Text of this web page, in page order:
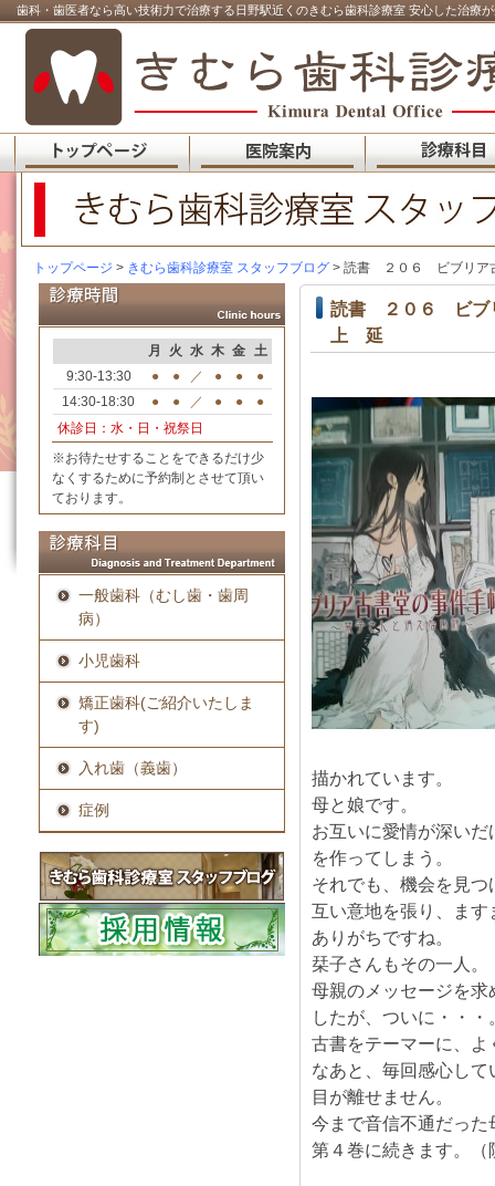
歯科・歯医者なら高い技術力で治療する日野駅近くのきむら歯科診療室 安心した治療
トップページ > きむら歯科診療室 スタッフブログ > 読書 ２０６ ビブリ
月 火 水 木 金 土
9:30-13:30
● ● ／ ● ●
●
14:30-18:30
● ● ／ ● ●
●
休診日：水・日・祝祭日
※お待たせすることをできるだけ少
なくするために予約制とさせて頂い
ております。
一般歯科（むし歯・歯周
病）
小児歯科
矯正歯科(ご紹介いたしま
す)
入れ歯（義歯）
症例
読書 ２０６ ビブ
上 延
描かれています。
母と娘です。
お互いに愛情が深い
を作ってしまう。
それでも、機会を見
互い意地を張り、ま
ありがちですね。
栞子さんもその一人。
母親のメッセージを
したが、ついに・・・
古書をテーマーに、
なあと、毎回感心して
目が離せません。
今まで音信不通だっ
第４巻に続きます。（